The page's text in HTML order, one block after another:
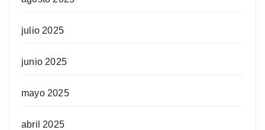
julio 2025
junio 2025
mayo 2025
abril 2025